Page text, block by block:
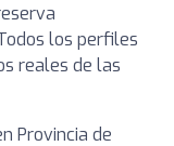
los perfiles
reales de las
Provincia de